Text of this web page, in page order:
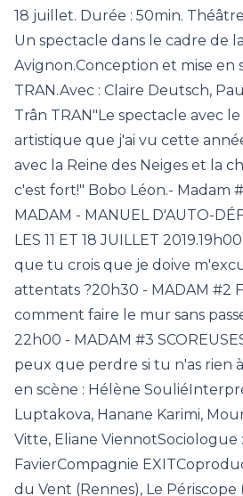
18 juillet. Durée : 50min.
Un spectacle dans le cadre de
Avignon.Conception et mise en
TRAN.Avec : Claire Deutsch,
Trân TRAN"Le spectacle avec
artistique que j'ai vu cette
avec la Reine des Neiges et la
c'est fort!" Bobo Léon.- Madam
MADAM - MANUEL D'AUTO-
LES 11 ET 18 JUILLET
que tu crois que je doive
attentats ?20h30 - MADAM #2
comment faire le mur sans
22h00 - MADAM #3
peux que perdre si tu n'as rien
en scène : Hélène
Luptakova, Hanane Karimi,
Vitte, Eliane ViennotSociologue
FavierCompagnie
du Vent (Rennes), Le